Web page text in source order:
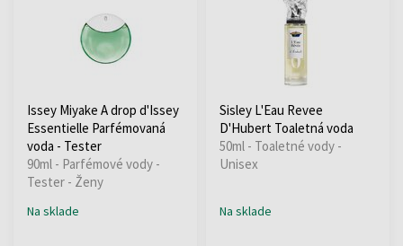
Issey Miyake A drop d'Issey
Essentielle Parfémovaná
voda - Tester
90ml - Parfémové vody -
Tester - Ženy
Na sklade
Sisley L'Eau Revee
D'Hubert Toaletná voda
50ml - Toaletné vody -
Unisex
Na sklade